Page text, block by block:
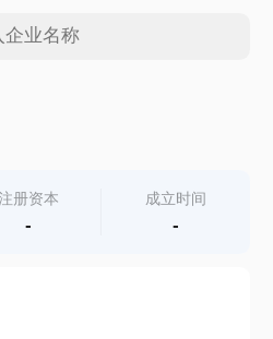
册资本
-
成立时间
-